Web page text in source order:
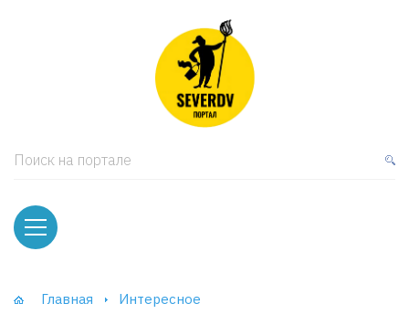
Поиск на портале
Главная Интересное
и тумбы